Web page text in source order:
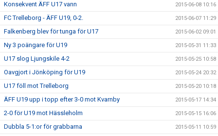
Konsekvent ÄFF U17 vann 2015-06-08 10:16
FC Trelleborg - ÄFF U19, 0-2. 2015-06-07 11:29
Falkenberg blev för tunga för U17 2015-06-02 09:01
Ny 3 poängare för U19 2015-05-31 11:33
U17 slog Ljungskile 4-2 2015-05-25 10:58
Oavgjort i Jönköping för U19 2015-05-24 20:32
U17 föll mot Trelleborg 2015-05-20 10:18
ÄFF U19 upp i topp efter 3-0 mot Kvarnby 2015-05-17 14:34
2-0 för U19 mot Hässleholm 2015-05-15 16:06
Dubbla 5-1:or för grabbarna 2015-05-11 10:59